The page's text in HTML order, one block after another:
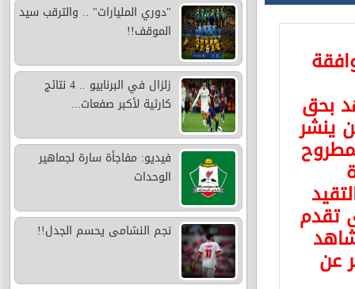
بحق
ينشر
تقدم
عن
"دوري المليارات" .. والترقب سيد
الموقف!!
زلزال في البرنابيو .. 4 نتائج
كارثية لأكبر صفعات...
فيديو: مفاجأة سارة لجماهير
الوحدات
نجم النشامى يحسم الجدل!!